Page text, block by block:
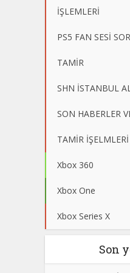
İŞLEMLERİ
PS5 FAN SESİ
TAMİR
SHN İSTANBUL
SON HABERLER
TAMİR İŞELMLERİ
Xbox 360
Xbox One
Xbox Series X
Son